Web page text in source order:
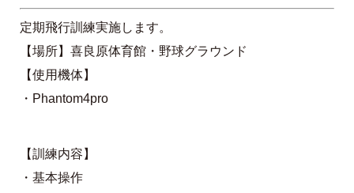
定期飛行訓練実施します。
【場所】喜良原体育館・野球グラウンド
【使用機体】
・Phantom4pro
【訓練内容】
・基本操作